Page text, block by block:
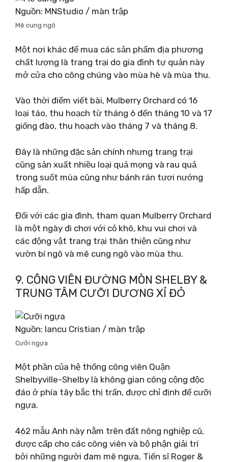
Nguồn: MNStudio / màn trập
Mê cung ngô
Một nơi khác để mua các sản phẩm địa phương
chất lượng là trang trại do gia đình tự quản này
mở cửa cho công chúng vào mùa hè và mùa thu.
Vào thời điểm viết bài, Mulberry Orchard có 16
loại táo, thu hoạch từ tháng 6 đến tháng 10 và 17
giống đào, thu hoạch vào tháng 7 và tháng 8.
Đây là những đặc sản chính nhưng trang trại
cũng sản xuất nhiều loại quả mọng và rau quả
trong suốt mùa cũng như bánh rán tươi nướng
hấp dẫn.
Đối với các gia đình, tham quan Mulberry Orchard
là một ngày đi chơi với cỏ khô, khu vui chơi và
các động vật trang trại thân thiện cũng như
vườn bí ngô và mê cung ngô vào mùa thu.
9. CÔNG VIÊN ĐƯỜNG MÒN SHELBY &
TRUNG TÂM CƯỠI DƯƠNG XỈ ĐỎ
Nguồn: Iancu Cristian / màn trập
Cưỡi ngựa
Một phần của hệ thống công viên Quận
Shelbyville-Shelby là không gian công cộng độc
đáo ở phía tây bắc thị trấn, được chỉ định để cưỡi
ngựa.
462 mẫu Anh này nằm trên đất nông nghiệp cũ,
được cấp cho các công viên và bộ phận giải trí
bởi những người đam mê ngựa, Tiến sĩ Roger &